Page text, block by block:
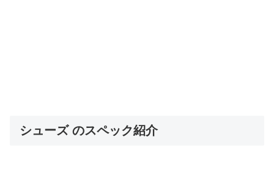
シューズ のスペック紹介